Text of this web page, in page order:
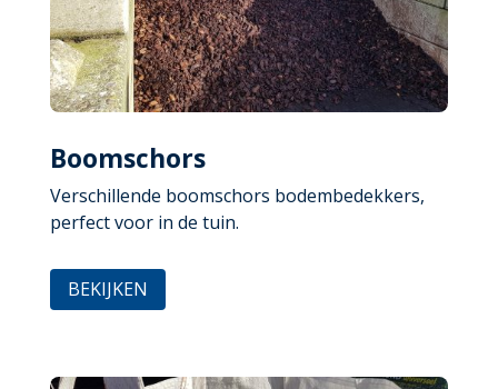
Boomschors
Verschillende boomschors bodembedekkers,
perfect voor in de tuin.
BEKIJKEN